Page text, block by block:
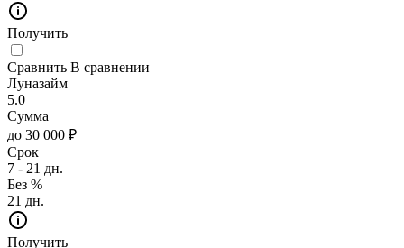
Получить
Сравнить В сравнении
Луназайм
5.0
Сумма
до 30 000 ₽
Срок
7 - 21 дн.
Без %
21 дн.
Получить